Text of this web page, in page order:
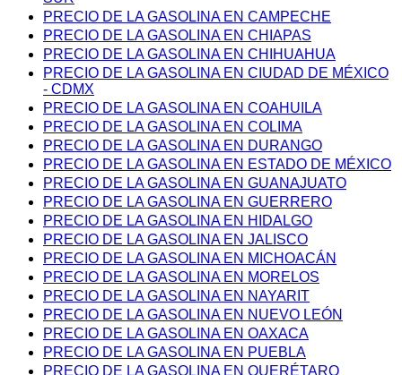
PRECIO DE LA GASOLINA EN CAMPECHE
PRECIO DE LA GASOLINA EN CHIAPAS
PRECIO DE LA GASOLINA EN CHIHUAHUA
PRECIO DE LA GASOLINA EN CIUDAD DE MÉXICO
- CDMX
PRECIO DE LA GASOLINA EN COAHUILA
PRECIO DE LA GASOLINA EN COLIMA
PRECIO DE LA GASOLINA EN DURANGO
PRECIO DE LA GASOLINA EN ESTADO DE MÉXICO
PRECIO DE LA GASOLINA EN GUANAJUATO
PRECIO DE LA GASOLINA EN GUERRERO
PRECIO DE LA GASOLINA EN HIDALGO
PRECIO DE LA GASOLINA EN JALISCO
PRECIO DE LA GASOLINA EN MICHOACÁN
PRECIO DE LA GASOLINA EN MORELOS
PRECIO DE LA GASOLINA EN NAYARIT
PRECIO DE LA GASOLINA EN NUEVO LEÓN
PRECIO DE LA GASOLINA EN OAXACA
PRECIO DE LA GASOLINA EN PUEBLA
PRECIO DE LA GASOLINA EN QUERÉTARO